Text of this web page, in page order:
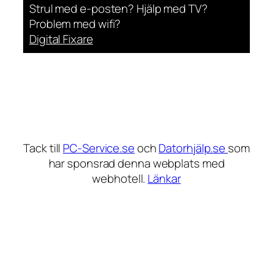
Strul med e-posten? Hjälp med TV?
Problem med wifi?
Digital Fixare
Tack till PC-Service.seochDatorhjälp.se som
har sponsrad denna webplats med
webhotell. Länkar